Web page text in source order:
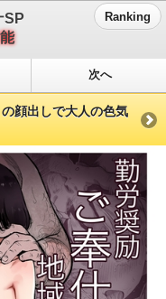
SP
Ranking
次へ
顔出しで大人の色気